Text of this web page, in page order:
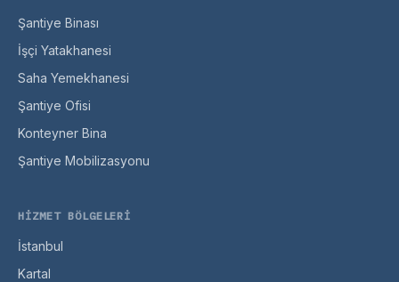
Şantiye Binası
İşçi Yatakhanesi
Saha Yemekhanesi
Şantiye Ofisi
Konteyner Bina
Şantiye Mobilizasyonu
HIZMET BÖLGELERI
İstanbul
Kartal